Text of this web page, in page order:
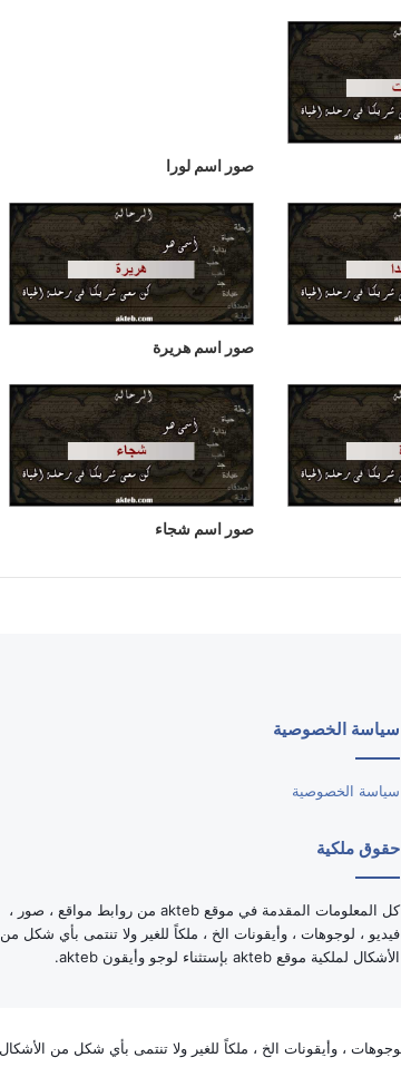
صور اسم لورا
صور اسم هريرة
صور اسم شجاء
سياسة الخصوصية
سياسة الخصوصية
حقوق ملكية
كل المعلومات المقدمة في موقع akteb من روابط مواقع ، صور ،
فيديو ، لوجوهات ، وأيقونات الخ ، ملكاً للغير ولا تنتمى بأي شكل من
الأشكال لملكية موقع akteb بإستثناء لوجو وأيقون akteb.